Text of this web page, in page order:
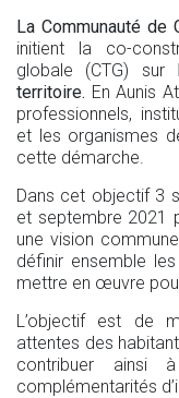
La Communauté de
initient la co-
globale (CTG) sur
territoire. En Aunis
professionnels,
et les organismes
cette démarche.
Dans cet objectif 3
et septembre 2021
une vision
définir ensemble
mettre en œuvre
L’objectif est de
attentes des
contribuer ainsi
complémentarités